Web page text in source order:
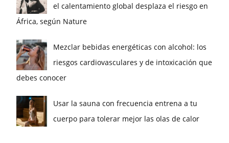
el calentamiento global desplaza el riesgo en
África, según Nature
Mezclar bebidas energéticas con alcohol: los
riesgos cardiovasculares y de intoxicación que
debes conocer
Usar la sauna con frecuencia entrena a tu
cuerpo para tolerar mejor las olas de calor